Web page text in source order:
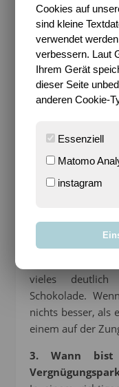
Unnötige
wirklich
merkt, dass
auch sparen.
2. Was isst du,
vieles
Schokolade.
nichts besser, als
einem auf der
3. Wann
Cookies auf
sind kleine
verwendet
verbessern. Laut
Ihrem Gerät
dieser Seite
anderen Cookie-
Essenziell
Matomo
instagram